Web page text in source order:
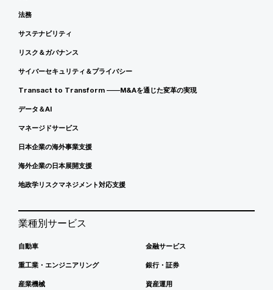
法務
サステナビリティ
リスク＆ガバナンス
サイバーセキュリティ＆プライバシー
Transact to Transform ――M&Aを通じた変革の実現
データ＆AI
マネージドサービス
日本企業の海外事業支援
海外企業の日本展開支援
地政学リスクマネジメント対応支援
業種別サービス
自動車
重工業・エンジニアリング
産業機械
金融サービス
銀行・証券
資産運用